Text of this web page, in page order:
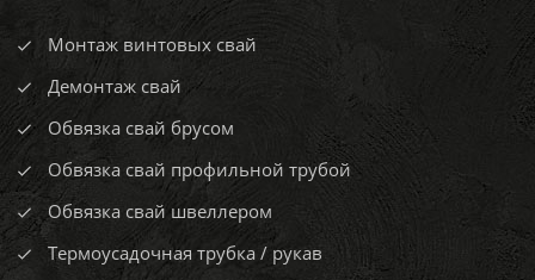
Монтаж винтовых свай
Демонтаж свай
Обвязка свай брусом
Обвязка свай профильной трубой
Обвязка свай швеллером
Термоусадочная трубка / рукав